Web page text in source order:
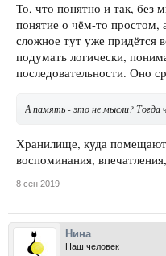
То, что понятно и так, без
понятие о чём-то простом,
сложное тут уже придётся
подумать логически,
последовательности. Оно
А память - это не мысли? Тогда
Хранилище, куда
воспоминания,
8 сен 2019
Нина
Наш человек